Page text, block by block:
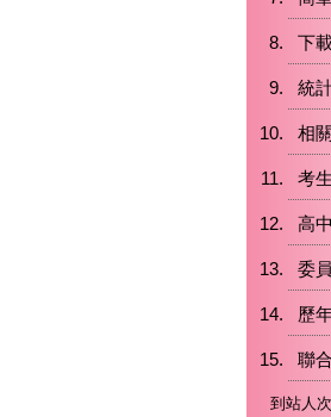
下
統
相
考
高
委
歷
聯
到站人